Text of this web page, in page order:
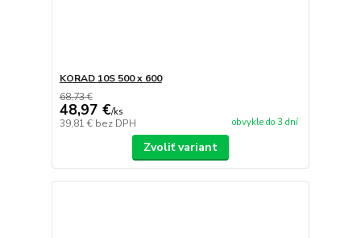
KORAD 10S 500 x 600
68,73 €
48,97 €/ks
39,81 € bez DPH obvykle do 3 dní
Zvoliť variant